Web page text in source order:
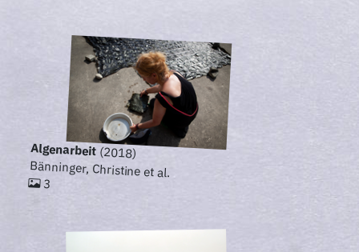
Algenarbeit(2018)
Bänninger, Christine et al.
3